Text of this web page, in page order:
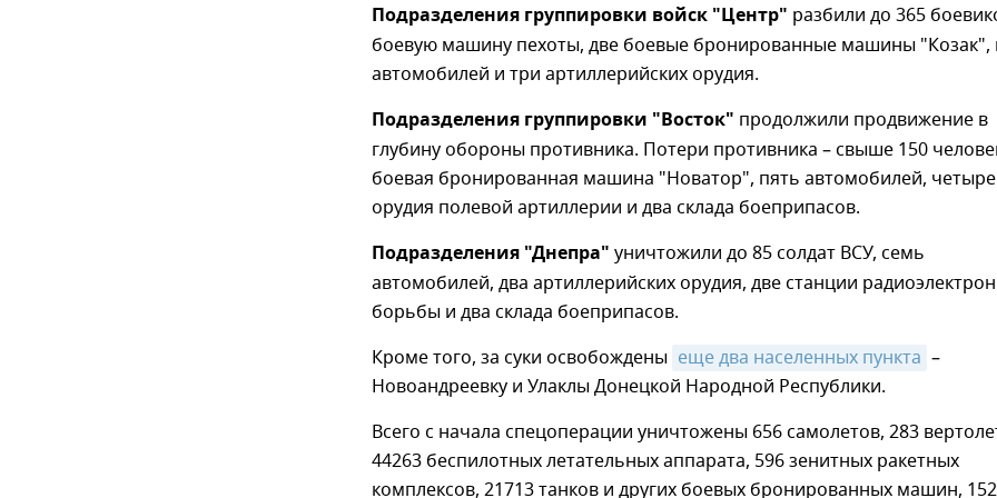
Подразделения группировки войск "Центр" разбили до 365
боевую машину пехоты, две боевые бронированные машины "Козак",
автомобилей и три артиллерийских орудия.
Подразделения группировки "Восток" продолжили продвижение в
глубину обороны противника. Потери противника – свыше 150
боевая бронированная машина "Новатор", пять автомобилей, четыре
орудия полевой артиллерии и два склада боеприпасов.
Подразделения "Днепра" уничтожили до 85 солдат ВСУ, семь
автомобилей, два артиллерийских орудия, две станции
борьбы и два склада боеприпасов.
Кроме того, за суки освобождены еще два населенных пункта –
Новоандреевку и Улаклы Донецкой Народной Республики.
Всего с начала спецоперации уничтожены 656 самолетов, 283
44263 беспилотных летательных аппарата, 596 зенитных ракетных
комплексов, 21713 танков и других боевых бронированных машин,